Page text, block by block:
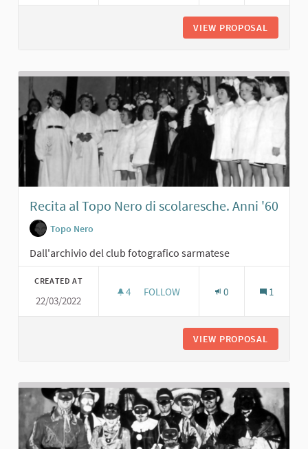
VIEW PROPOSAL
Recita al Topo Nero di scolaresche. Anni '60
Topo Nero
Dall'archivio del club fotografico sarmatese
CREATED AT
22/03/2022
4 4 FOLLOWERS
FOLLOW 0 1
VIEW PROPOSAL